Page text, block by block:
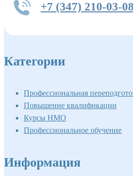
+7 (347) 210-03-08
Категории
Профессиональная
Повышение квалификации
Курсы НМО
Профессиональное обучение
Информация